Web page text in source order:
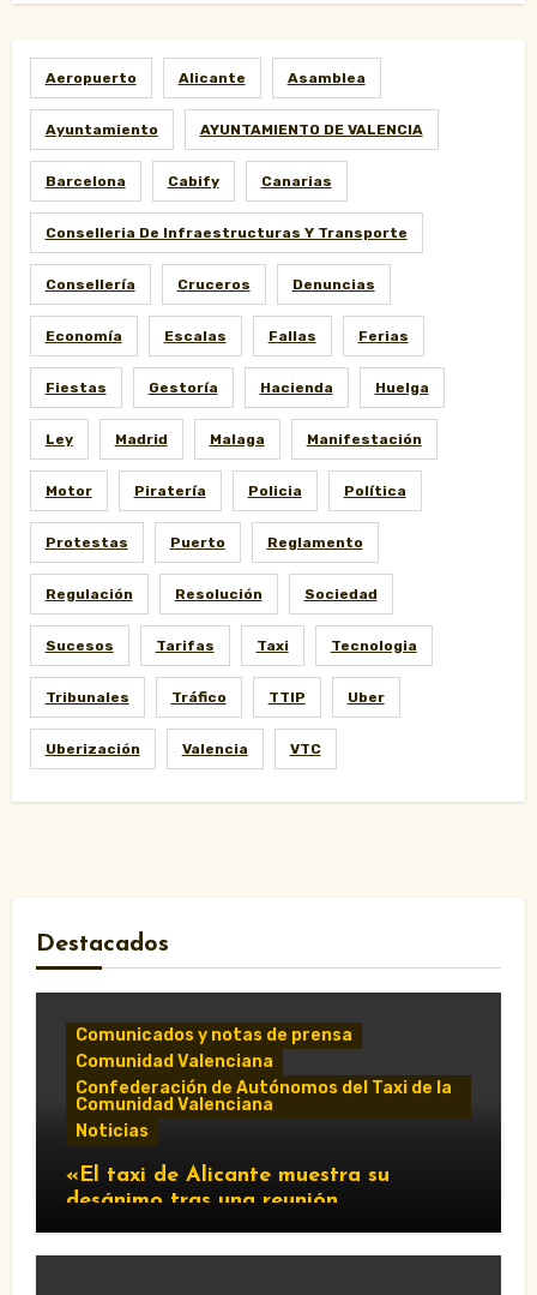
Aeropuerto Alicante Asamblea
Ayuntamiento AYUNTAMIENTO DE VALENCIA
Barcelona Cabify Canarias
Conselleria De Infraestructuras Y Transporte
Consellería Cruceros Denuncias
Economía Escalas Fallas Ferias
Fiestas Gestoría Hacienda Huelga
Ley Madrid Malaga Manifestación
Motor Piratería Policia Política
Protestas Puerto Reglamento
Regulación Resolución Sociedad
Sucesos Tarifas Taxi Tecnologia
Tribunales Tráfico TTIP Uber
Uberización Valencia VTC
Destacados
Comunicados y notas de prensa
Comunidad Valenciana
Confederación de Autónomos del Taxi de la
Comunidad Valenciana
Noticias
«El taxi de Alicante muestra su
desánimo tras una reunión
Decreto Ley 5/2026»